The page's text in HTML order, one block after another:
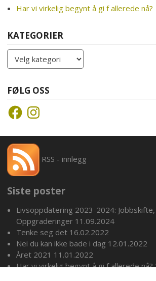
Har vi virkelig begynt å gi f allerede nå?
KATEGORIER
Kategorier
FØLG OSS
FacebookInstagram
RSS - innlegg
Siste poster
Livsoppdatering 2023-2024:
Oppgraderinger 11.09.2024
Tenke seg det 16.02.2022
Nei du kan ikke bade i dag 12.01.2022
Året 2021 11.01.2022
Har vi virkelig begynt å gi f allerede nå?